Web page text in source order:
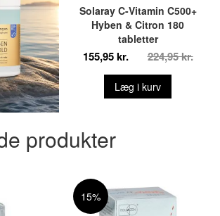
Solaray C-Vitamin C500+
Hyben & Citron 180
tabletter
155,95 kr. 224,95 kr.
Læg i kurv
produkter
15%